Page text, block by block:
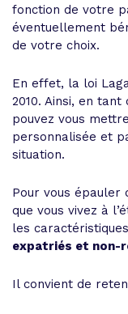
fonction de votre
éventuellement
de votre choix.
En effet, la loi
2010. Ainsi, en tant
pouvez vous
personnalisée et
situation.
Pour vous
que vous vivez à
les
expatriés et non-
Il convient de